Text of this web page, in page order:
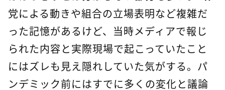
党による動きや組合の立場表明など複雑だ
った記憶があるけど、当時メディアで報じ
られた内容と実際現場で起こっていたこと
にはズレも見え隠れしていた気がする。パ
ンデミック前にはすでに多くの変化と議論